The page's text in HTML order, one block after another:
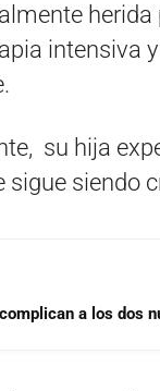
herida
intensiva
su hija
sigue siendo
a los dos